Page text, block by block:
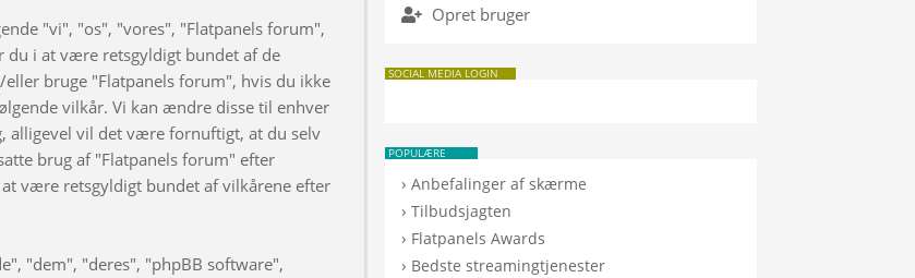
"vi", "os", "vores", "Flatpanels forum",
i at være retsgyldigt bundet af de
bruge "Flatpanels forum", hvis du ikke
vilkår. Vi kan ændre disse til enhver
alligevel vil det være fornuftigt, at du selv
brug af "Flatpanels forum" efter
være retsgyldigt bundet af vilkårene efter
"dem", "deres", "phpBB software",
Opret bruger
SOCIAL MEDIA LOGIN
POPULÆRE
›Anbefalinger af skærme
›Tilbudsjagten
› Flatpanels Awards
› Bedste streamingtjenester